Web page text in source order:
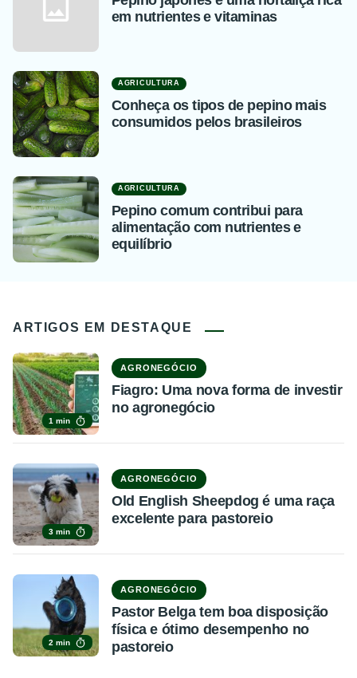
em nutrientes e vitaminas
AGRICULTURA
Conheça os tipos de pepino mais
consumidos pelos brasileiros
AGRICULTURA
Pepino comum contribui para
alimentação com nutrientes e
equilíbrio
ARTIGOS EM DESTAQUE
1 min
AGRONEGÓCIO
Fiagro: Uma nova forma de investir
no agronegócio
3 min
AGRONEGÓCIO
Old English Sheepdog é uma raça
excelente para pastoreio
2 min
AGRONEGÓCIO
Pastor Belga tem boa disposição
física e ótimo desempenho no
pastoreio